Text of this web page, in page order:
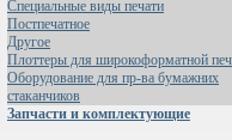
Специальные виды печати
Постпечатное
Другое
Плоттеры для широкоформатной
Оборудование для пр-ва бумажних
стаканчиков
Запчасти и комплектующие